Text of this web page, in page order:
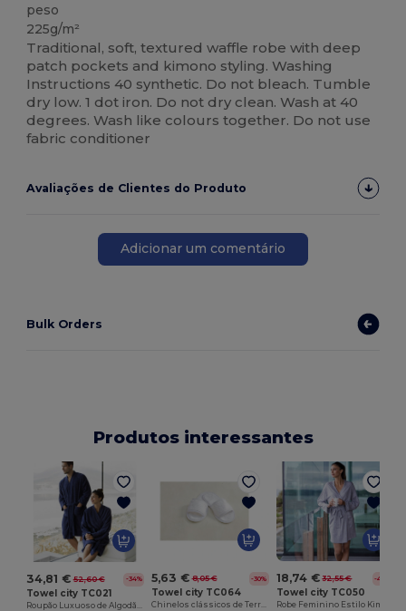
peso
225g/m²
Traditional, soft, textured waffle robe with deep
patch pockets and kimono styling. Washing
Instructions 40 synthetic. Do not bleach. Tumble
dry low. 1 dot iron. Do not dry clean. Wash at 40
degrees. Wash like colours together. Do not use
fabric conditioner
Avaliações de Clientes do Produto
Adicionar um comentário
Bulk Orders
Produtos interessantes
34,81 € 52,60 € -34%
Towel city TC021
5,63 € 8,05 € -30%
Towel city TC064
Chinelos clássicos de Terry (dedo do pé aberto)
18,74 € 32,55 € -42%
Towel city TC050